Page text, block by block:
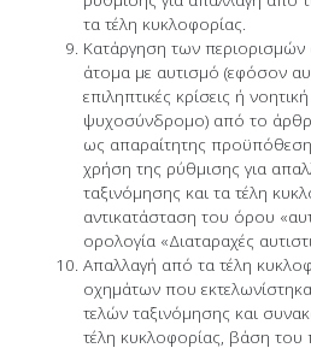
τα τέλη κυκλοφορίας.
Κατάργηση των
άτομα με αυτισμό (εφόσον
επιληπτικές κρίσεις ή
ψυχοσύνδρομο) από το
ως απαραίτητης
χρήση της ρύθμισης για
ταξινόμησης και τα τέλη
αντικατάσταση του όρου
ορολογία «Διαταραχές
Απαλλαγή από τα τέλη
οχημάτων που
τελών ταξινόμησης και
τέλη κυκλοφορίας, βάση